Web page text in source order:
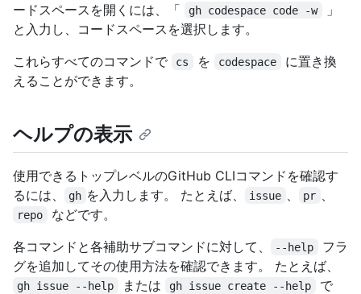
ードスペースを開くには、「
gh codespace code -w
」
と入力し、コードスペースを選択します。
これらすべてのコマンドで
cs を codespace
に置き換
えることができます。
ヘルプの表示
使用できるトップレベルのGitHub CLIコマンドを確認す
るには、
gh を入力します。 たとえば、 issue pr
repo
などです。
各コマンドと各補助サブコマンドに対して、
--help
フラ
グを追加してその使用方法を確認できます。 たとえば、
gh issue --help または gh issue create --help
で